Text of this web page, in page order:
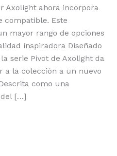
Axolight ahora incorpora
compatible. Este
mayor rango de opciones
inspiradora Diseñado
serie Pivot de Axolight da
a la colección a un nuevo
como una
[…]